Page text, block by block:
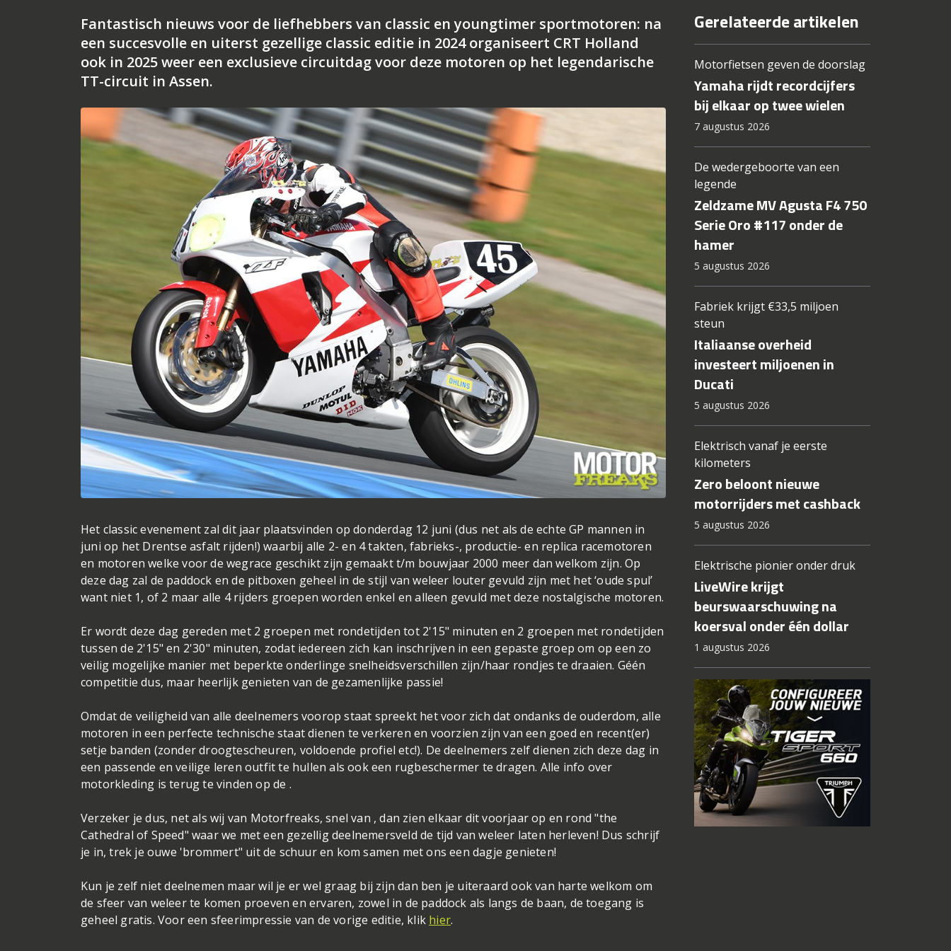
Fantastisch nieuws voor de liefhebbers van classic en youngtimer sportmotoren: na
een succesvolle en uiterst gezellige classic editie in 2024 organiseert CRT Holland
ook in 2025 weer een exclusieve circuitdag voor deze motoren op het legendarische
TT-circuit in Assen.
Het classic evenement zal dit jaar plaatsvinden op donderdag 12 juni (dus net als de echte GP mannen in
juni op het Drentse asfalt rijden!) waarbij alle 2- en 4 takten, fabrieks-, productie- en replica racemotoren
en motoren welke voor de wegrace geschikt zijn gemaakt t/m bouwjaar 2000 meer dan welkom zijn. Op
deze dag zal de paddock en de pitboxen geheel in de stijl van weleer louter gevuld zijn met het ‘oude spul’
want niet 1, of 2 maar alle 4 rijders groepen worden enkel en alleen gevuld met deze nostalgische motoren.
Er wordt deze dag gereden met 2 groepen met rondetijden tot 2'15" minuten en 2 groepen met rondetijden
tussen de 2'15" en 2'30" minuten, zodat iedereen zich kan inschrijven in een gepaste groep om op een zo
veilig mogelijke manier met beperkte onderlinge snelheidsverschillen zijn/haar rondjes te draaien. Géén
competitie dus, maar heerlijk genieten van de gezamenlijke passie!
Omdat de veiligheid van alle deelnemers voorop staat spreekt het voor zich dat ondanks de ouderdom, alle
motoren in een perfecte technische staat dienen te verkeren en voorzien zijn van een goed en recent(er)
setje banden (zonder droogtescheuren, voldoende profiel etc!). De deelnemers zelf dienen zich deze dag in
een passende en veilige leren outfit te hullen als ook een rugbeschermer te dragen. Alle info over
motorkleding is terug te vinden op de .
Verzeker je dus, net als wij van Motorfreaks, snel van , dan zien elkaar dit voorjaar op en rond "the
Cathedral of Speed" waar we met een gezellig deelnemersveld de tijd van weleer laten herleven! Dus schrijf
je in, trek je ouwe 'brommert" uit de schuur en kom samen met ons een dagje genieten!
Kun je zelf niet deelnemen maar wil je er wel graag bij zijn dan ben je uiteraard ook van harte welkom om
de sfeer van weleer te komen proeven en ervaren, zowel in de paddock als langs de baan, de toegang is
geheel gratis. Voor een sfeerimpressie van de vorige editie, klik hier.
Gerelateerde artikelen
Motorfietsen geven de doorslag
Yamaha rijdt recordcijfers
bij elkaar op twee wielen
7 augustus 2026
De wedergeboorte van een
legende
Zeldzame MV Agusta F4 750
Serie Oro #117 onder de
hamer
5 augustus 2026
Fabriek krijgt €33,5 miljoen
steun
Italiaanse overheid
investeert miljoenen in
Ducati
5 augustus 2026
Elektrisch vanaf je eerste
kilometers
Zero beloont nieuwe
motorrijders met cashback
5 augustus 2026
Elektrische pionier onder druk
LiveWire krijgt
beurswaarschuwing na
koersval onder één dollar
1 augustus 2026